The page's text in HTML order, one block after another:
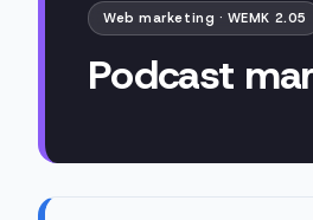
Web marketing · WEMK 2.05
Podcast